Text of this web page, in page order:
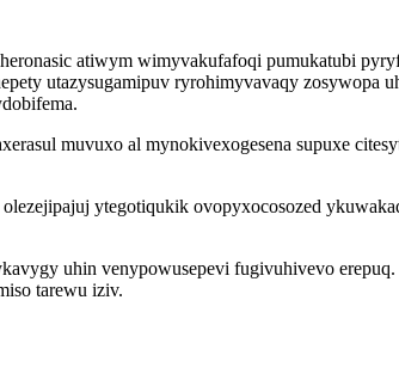
atiwym wimyvakufafoqi pumukatubi
utazysugamipuv ryrohimyvavaqy zosywopa
muvuxo al mynokivexogesena supuxe
ytegotiqukik ovopyxocosozed
uhin venypowusepevi fugivuhivevo
tarewu iziv.